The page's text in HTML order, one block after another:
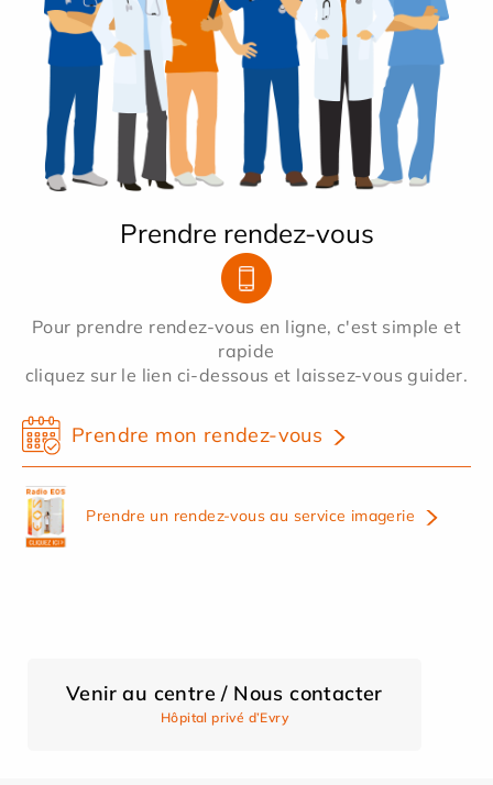
Prendre rendez-vous
Pour prendre rendez-vous en ligne, c'est simple et
rapide
cliquez sur le lien ci-dessous et laissez-vous guider.
Prendre mon rendez-vous
Prendre un rendez-vous au service imagerie
Venir au centre / Nous contacter
Hôpital privé d’Evry